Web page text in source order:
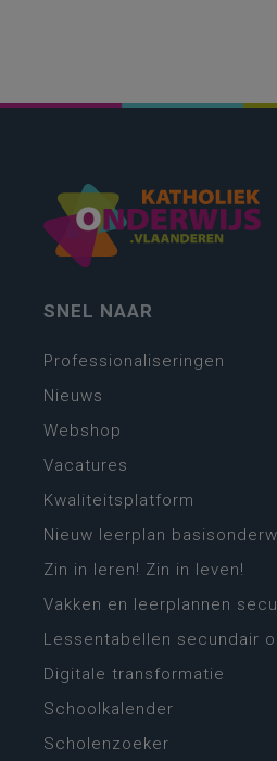
SNEL NAAR
Professionaliseringen
Nieuws
Webshop
Vacatures
Kwaliteitsplatform
Nieuw leerplan
Zin in leren! Zin in leven!
Vakken en leerplannen
Lessentabellen secundair
Digitale transformatie
Schoolkalender
Scholenzoeker